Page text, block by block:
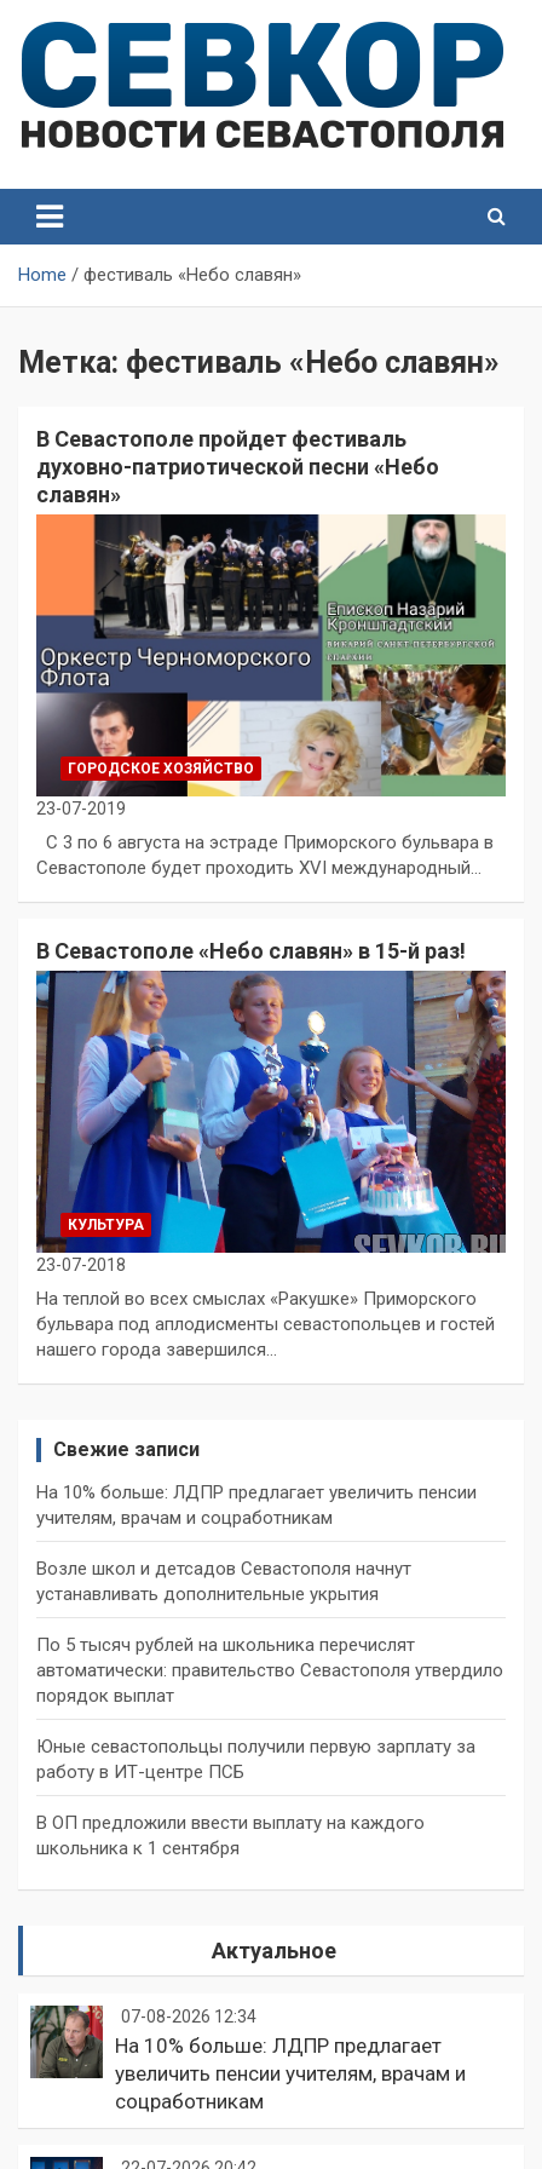
content
Севастополя
Севастополя
Home фестиваль «Небо славян»
Метка: фестиваль «Небо славян»
В Севастополе пройдет фестиваль
духовно-патриотической песни «Небо
славян»
ГОРОДСКОЕ ХОЗЯЙСТВО
23-07-2019
С 3 по 6 августа на эстраде Приморского бульвара в
Севастополе будет проходить XVI международный…
В Севастополе «Небо славян» в 15-й раз!
КУЛЬТУРА
23-07-2018
На теплой во всех смыслах «Ракушке» Приморского
бульвара под аплодисменты севастопольцев и гостей
нашего города завершился…
Свежие записи
На 10% больше: ЛДПР предлагает увеличить пенсии
учителям, врачам и соцработникам
Возле школ и детсадов Севастополя начнут
устанавливать дополнительные укрытия
По 5 тысяч рублей на школьника перечислят
автоматически: правительство Севастополя утвердило
порядок выплат
Юные севастопольцы получили первую зарплату за
работу в ИТ-центре ПСБ
В ОП предложили ввести выплату на каждого
школьника к 1 сентября
Актуальное
07-08-2026 12:34
На 10% больше: ЛДПР предлагает
увеличить пенсии учителям, врачам и
соцработникам